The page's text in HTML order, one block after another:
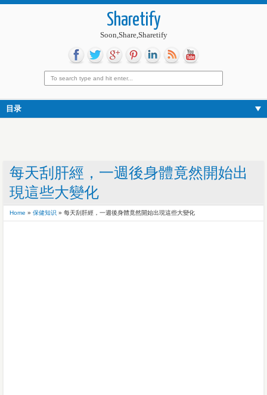
Sharetify
Soon,Share,Sharetify
目录
每天刮肝經，一週後身體竟然開始出
現這些大變化
Home » 保健知识 » 每天刮肝經，一週後身體竟然開始出現這些大變化